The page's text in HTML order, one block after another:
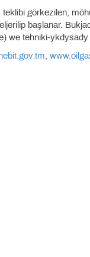
görkezilen,
başlanar.
we tehniki-